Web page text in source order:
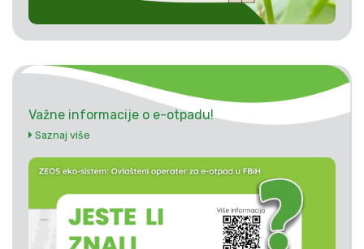
Važne informacije o e-otpadu!
Saznaj više